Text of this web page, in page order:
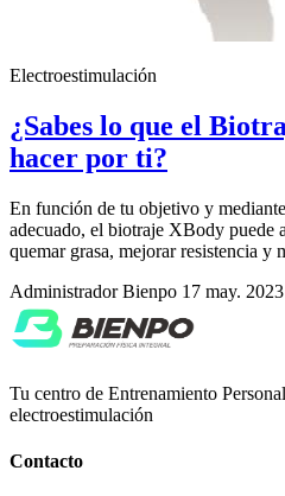
Electroestimulación
¿Sabes lo que el
hacer por ti?
En función de tu objetivo y
adecuado, el biotraje XBody puede
quemar grasa, mejorar resistencia y
Administrador Bienpo 17 may. 2023
Tu centro de Entrenamiento
electroestimulación
Contacto